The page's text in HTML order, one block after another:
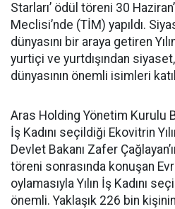
Starları’ ödül töreni 30
Meclisi’nde (TİM) yapıldı.
dünyasını bir araya getiren
yurtiçi ve yurtdışından
dünyasının önemli isimleri
Aras Holding Yönetim Kurulu
İş Kadını seçildiği Ekovitrin
Devlet Bakanı Zafer
töreni sonrasında konuşan
oylamasıyla Yılın İş Kadını
önemli. Yaklaşık 226 bin kişinin